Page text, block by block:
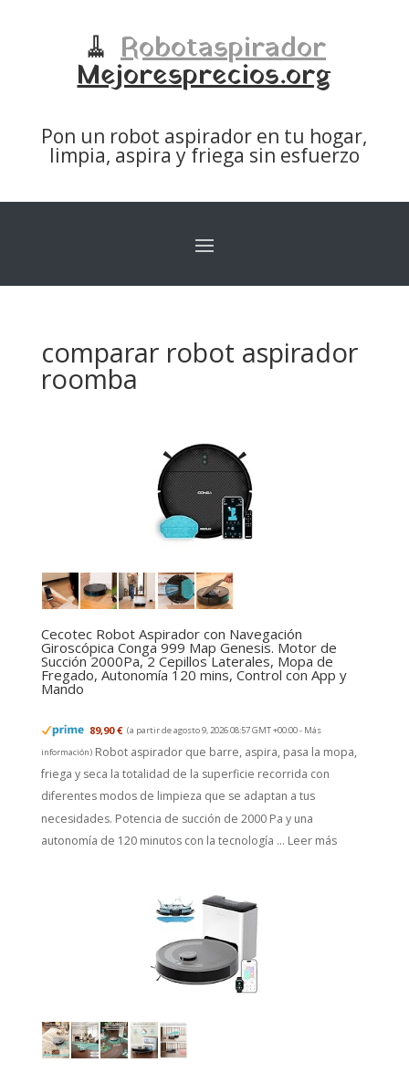
🧹 Robotaspirador
Mejoresprecios.org
Pon un robot aspirador en tu hogar,
limpia, aspira y friega sin esfuerzo
comparar robot aspirador
roomba
Cecotec Robot Aspirador con Navegación
Giroscópica Conga 999 Map Genesis. Motor de
Succión 2000Pa, 2 Cepillos Laterales, Mopa de
Fregado, Autonomía 120 mins, Control con App y
Mando
89,90 € (a partir de agosto 9, 2026 08:57 GMT +00:00 - Más
información) Robot aspirador que barre, aspira, pasa la mopa,
friega y seca la totalidad de la superficie recorrida con
diferentes modos de limpieza que se adaptan a tus
necesidades. Potencia de succión de 2000 Pa y una
autonomía de 120 minutos con la tecnología ... Leer más